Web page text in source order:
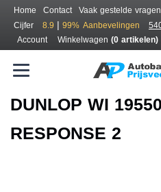
Home Contact
Vaak gestelde vragen
Cijfer
8.9 | 99% Aanbevelingen
Account
Winkelwagen (0 artikelen)
DUNLOP WI
RESPONSE 2